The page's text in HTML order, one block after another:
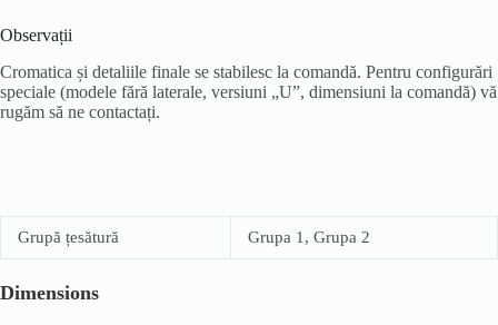
Observații
Cromatica și detaliile finale se stabilesc la comandă. Pentru configurări
speciale (modele fără laterale, versiuni „U”, dimensiuni la comandă) vă
rugăm să ne contactați.
Grupă țesătură Grupa 1, Grupa 2
Dimensions